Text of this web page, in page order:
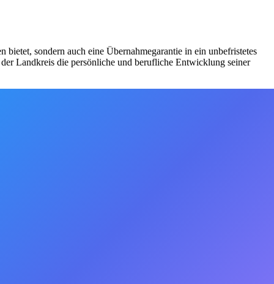
sondern auch eine Übernahmegarantie in ein unbefristetes
Landkreis die persönliche und berufliche Entwicklung seiner